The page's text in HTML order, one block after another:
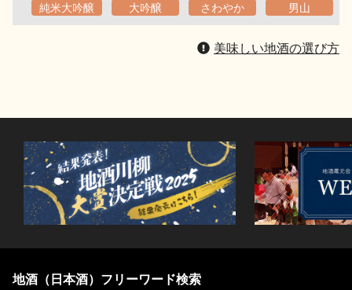
純米大吟醸 大吟醸 さわやか 男山
美味しい地酒の選び方
地酒（日本酒）フリーワード検索